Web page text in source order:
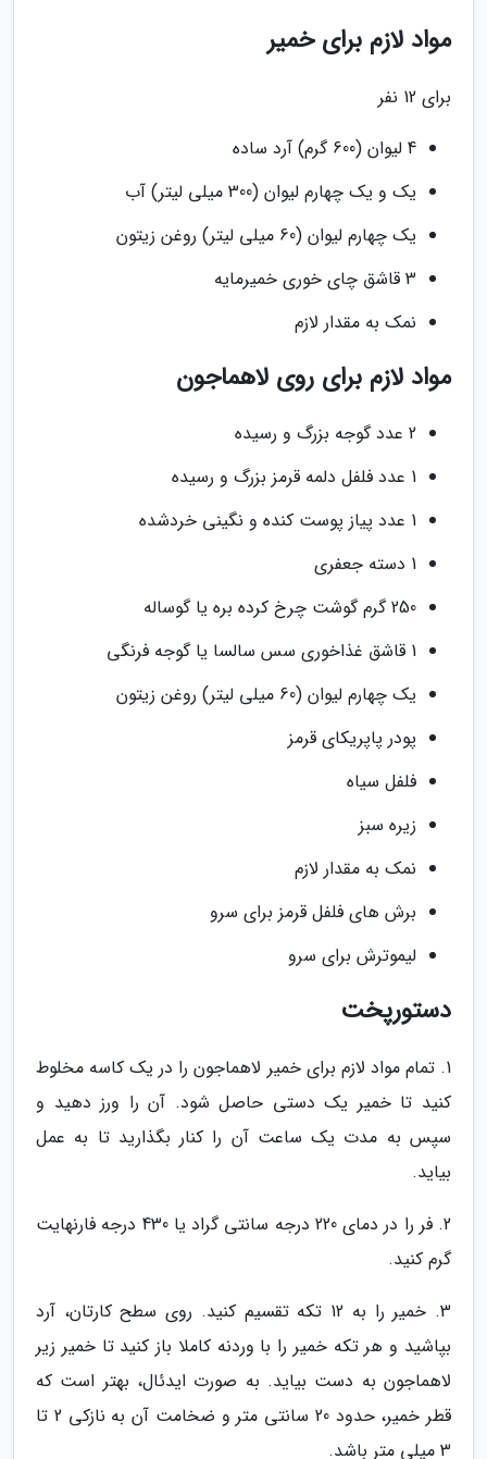
مواد لازم برای خمیر
برای 12 نفر
4 لیوان (600 گرم) آرد ساده
یک و یک چهارم لیوان (300 میلی لیتر) آب
یک چهارم لیوان (60 میلی لیتر) روغن زیتون
3 قاشق چای خوری خمیرمایه
نمک به مقدار لازم
مواد لازم برای روی لاهماجون
2 عدد گوجه بزرگ و رسیده
1 عدد فلفل دلمه قرمز بزرگ و رسیده
1 عدد پیاز پوست کنده و نگینی خردشده
1 دسته جعفری
250 گرم گوشت چرخ کرده بره یا گوساله
1 قاشق غذاخوری سس سالسا یا گوجه فرنگی
یک چهارم لیوان (60 میلی لیتر) روغن زیتون
پودر پاپریکای قرمز
فلفل سیاه
زیره سبز
نمک به مقدار لازم
برش های فلفل قرمز برای سرو
لیموترش برای سرو
دستورپخت
1. تمام مواد لازم برای خمیر لاهماجون را در یک کاسه مخلوط
کنید تا خمیر یک دستی حاصل شود. آن را ورز دهید و
سپس به مدت یک ساعت آن را کنار بگذارید تا به عمل
بیاید.
2. فر را در دمای 220 درجه سانتی گراد یا 430 درجه فارنهایت
گرم کنید.
3. خمیر را به 12 تکه تقسیم کنید. روی سطح کارتان، آرد
بپاشید و هر تکه خمیر را با وردنه کاملا باز کنید تا خمیر زیر
لاهماجون به دست بیاید. به صورت ایدئال، بهتر است که
قطر خمیر، حدود 20 سانتی متر و ضخامت آن به نازکی 2 تا
3 میلی متر باشد.